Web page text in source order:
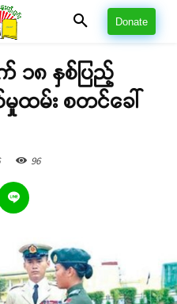
Donate
၈ နှစ်ပြည့်
မှုထမ်း စတင်ခေါ်
96